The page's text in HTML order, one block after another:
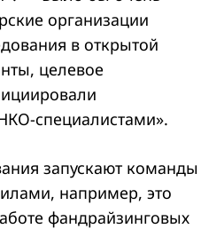
организации
в открытой
целевое
специалистами».
запускают команды
например, это
фандрайзинговых